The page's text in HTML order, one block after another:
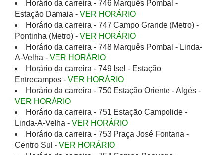
Horário da carreira - 746 Marquês Pombal -
Estação Damaia - VER HORÁRIO
Horário da carreira - 747 Campo Grande (Metro) -
Pontinha (Metro) - VER HORÁRIO
Horário da carreira - 748 Marquês Pombal - Linda-
A-Velha - VER HORÁRIO
Horário da carreira - 749 Isel - Estação
Entrecampos - VER HORÁRIO
Horário da carreira - 750 Estação Oriente - Algés -
VER HORÁRIO
Horário da carreira - 751 Estação Campolide -
Linda-A-Velha - VER HORÁRIO
Horário da carreira - 753 Praça José Fontana -
Centro Sul - VER HORÁRIO